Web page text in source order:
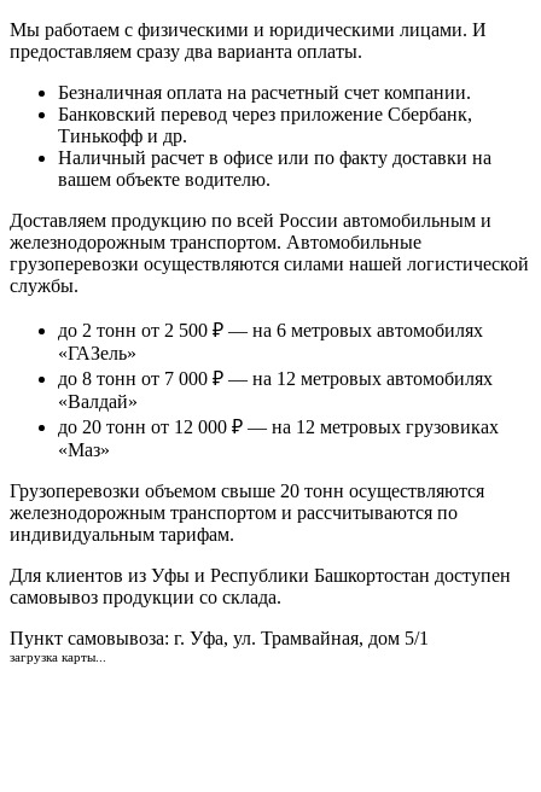
Мы работаем с физическими и юридическими лицами. И
предоставляем сразу два варианта оплаты.
Безналичная оплата на расчетный счет компании.
Банковский перевод через приложение Сбербанк,
Тинькофф и др.
Наличный расчет в офисе или по факту доставки на
вашем объекте водителю.
Доставляем продукцию по всей России автомобильным и
железнодорожным транспортом. Автомобильные
грузоперевозки осуществляются силами нашей логистической
службы.
до 2 тонн от 2 500 ₽ — на 6 метровых автомобилях
«ГАЗель»
до 8 тонн от 7 000 ₽ — на 12 метровых автомобилях
«Валдай»
до 20 тонн от 12 000 ₽ — на 12 метровых грузовиках
«Маз»
Грузоперевозки объемом свыше 20 тонн осуществляются
железнодорожным транспортом и рассчитываются по
индивидуальным тарифам.
Для клиентов из Уфы и Республики Башкортостан доступен
самовывоз продукции со склада.
Пункт самовывоза: г. Уфа, ул. Трамвайная, дом 5/1
загрузка карты...